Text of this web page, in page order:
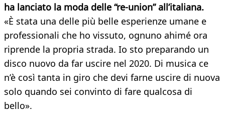
ha lanciato la moda delle “re-union” all’italiana.
«È stata una delle più belle esperienze umane e
professionali che ho vissuto, ognuno ahimé ora
riprende la propria strada. Io sto preparando un
disco nuovo da far uscire nel 2020. Di musica ce
n’è così tanta in giro che devi farne uscire di nuova
solo quando sei convinto di fare qualcosa di
bello».